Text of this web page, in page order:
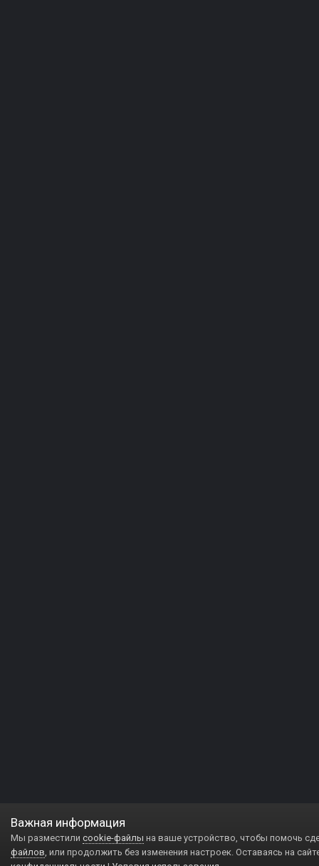
Важная информация
Мы разместили cookie-файлы на ваше устройство, чтобы помочь
файлов, или продолжить без изменения настроек. Оставаясь на